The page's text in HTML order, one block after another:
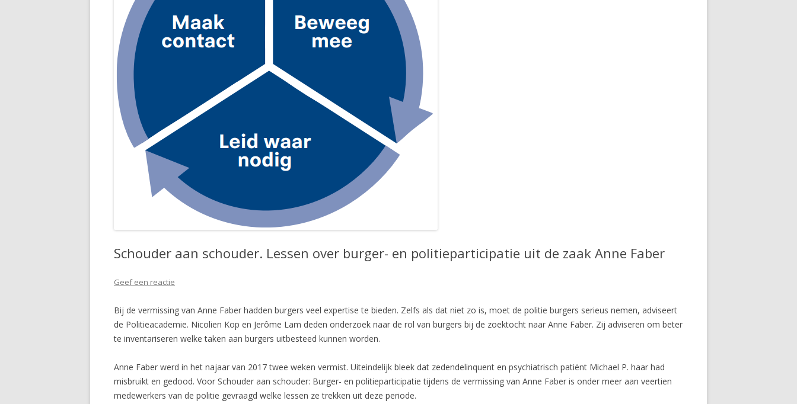
Schouder aan schouder. Lessen over burger- en politieparticipatie uit de zaak Anne Faber
Geef een reactie
Bij de vermissing van Anne Faber hadden burgers veel expertise te bieden. Zelfs als dat niet zo is, moet de politie burgers serieus nemen, adviseert
de Politieacademie. Nicolien Kop en Jerôme Lam deden onderzoek naar de rol van burgers bij de zoektocht naar Anne Faber. Zij adviseren om beter
te inventariseren welke taken aan burgers uitbesteed kunnen worden.
Anne Faber werd in het najaar van 2017 twee weken vermist. Uiteindelijk bleek dat zedendelinquent en psychiatrisch patiënt Michael P. haar had
misbruikt en gedood. Voor Schouder aan schouder: Burger- en politieparticipatie tijdens de vermissing van Anne Faber is onder meer aan veertien
medewerkers van de politie gevraagd welke lessen ze trekken uit deze periode.